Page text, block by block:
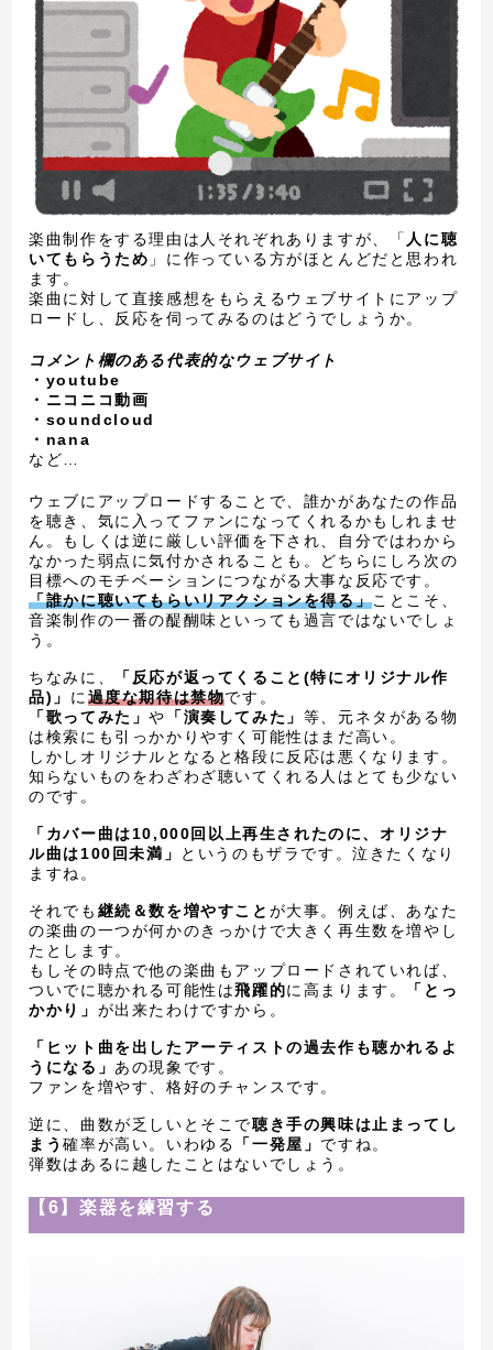
楽曲制作をする理由は人それぞれありますが、「 人に聴
いてもらうため 」に作っている方がほとんどだと思われ
ます。
楽曲に対して直接感想をもらえるウェブサイトにアップ
ロードし、反応を伺ってみるのはどうでしょうか。
コメント欄のある代表的なウェブサイト
・youtube
・ニコニコ動画
・soundcloud
・nana
など…
ウェブにアップロードすることで、誰かがあなたの作品
を聴き、気に入ってファンになってくれるかもしれませ
ん。もしくは逆に厳しい評価を下され、自分ではわから
なかった弱点に気付かされることも。どちらにしろ次の
目標へのモチベーションにつながる大事な反応です。
「誰かに聴いてもらいリアクションを得る」ことこそ、
音楽制作の一番の醍醐味といっても過言ではないでしょ
う。
ちなみに、
「反応が返ってくること(特にオリジナル作
品)」 に過度な期待は禁物です。
「歌ってみた」や 「演奏してみた」 等、元ネタがある物
は検索にも引っかかりやすく可能性はまだ高い。
しかしオリジナルとなると格段に反応は悪くなります。
知らないものをわざわざ聴いてくれる人はとても少ない
のです。
「カバー曲は10,000回以上再生されたのに、オリジナ
ル曲は100回未満」
というのもザラです。泣きたくなり
ますね。
それでも 継続＆数を増やすこと が大事。例えば、あなた
の楽曲の一つが何かのきっかけで大きく再生数を増やし
たとします。
もしその時点で他の楽曲もアップロードされていれば、
ついでに聴かれる可能性は飛躍的に高まります。
「とっ
かかり」 が出来たわけですから。
「ヒット曲を出したアーティストの過去作も聴かれるよ
うになる」あの現象です。
ファンを増やす、格好のチャンスです。
逆に、曲数が乏しいとそこで聴き手の興味は止まってし
まう確率が高い。いわゆる 「一発屋」 ですね。
弾数はあるに越したことはないでしょう。
【6】楽器を練習する